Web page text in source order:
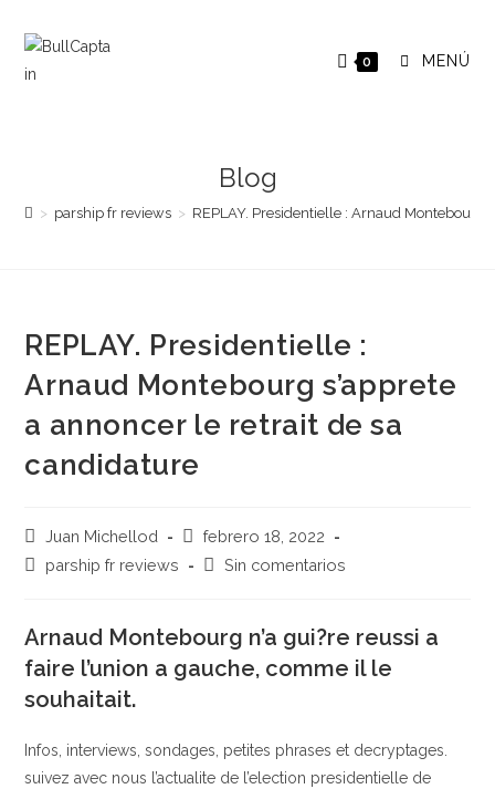
contenido
0 MENÚ
Blog
> parship fr reviews > REPLAY. Presidentielle : Arnaud Montebourg
REPLAY. Presidentielle :
Arnaud Montebourg s’apprete
a annoncer le retrait de sa
candidature
Autor
de
Juan Michellod
Publicación
febrero 18, 2022
Categoría
entrada:
parship fr reviews
Comentarios
entrada:
Sin comentarios
Arnaud Montebourg n’a gui?re reussi a
faire l’union a gauche, comme il le
souhaitait.
Infos, interviews, sondages, petites phrases et decryptages.
suivez avec nous l’actualite de l’election presidentielle de